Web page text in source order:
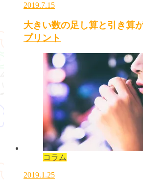
2019.7.15
大きい数の足し算と引き算
プリント
コラム
2019.1.25